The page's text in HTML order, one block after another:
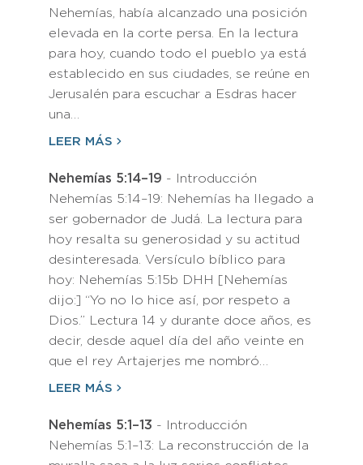
Nehemías, había alcanzado una posición
elevada en la corte persa. En la lectura
para hoy, cuando todo el pueblo ya está
establecido en sus ciudades, se reúne en
Jerusalén para escuchar a Esdras hacer
una…
LEER MÁS
Nehemías 5:14–19 - Introducción
Nehemías 5:14–19: Nehemías ha llegado a
ser gobernador de Judá. La lectura para
hoy resalta su generosidad y su actitud
desinteresada. Versículo bíblico para
hoy: Nehemías 5:15b DHH [Nehemías
dijo:] “Yo no lo hice así, por respeto a
Dios.” Lectura 14 y durante doce años, es
decir, desde aquel día del año veinte en
que el rey Artajerjes me nombró…
LEER MÁS
Nehemías 5:1–13 - Introducción
Nehemías 5:1–13: La reconstrucción de la